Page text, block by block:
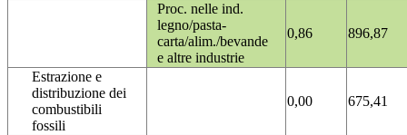
Proc. nelle ind.
legno/pasta-
carta/alim./bevande
e altre industrie
0,86 896,87
Estrazione e
distribuzione dei
combustibili
fossili
0,00 675,41